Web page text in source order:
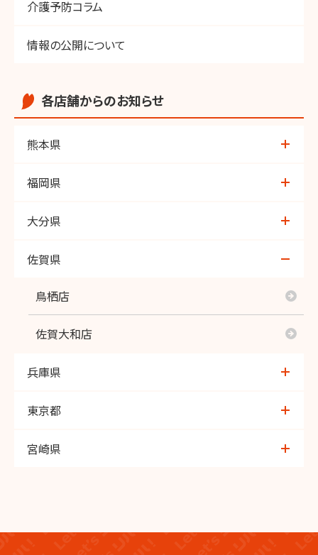
介護予防コラム
情報の公開について
各店舗からのお知らせ
熊本県
荒尾店
玉名築地店
御代志店
四方寄店
光の森店
熊本北店
九品寺店
熊本中央店
福岡県
神松寺店
六ツ門店
桧原店
下曽根店
福津店
若松店
春日店
大分県
大在店
トキハ医大前店
わさだ店
桃園店
イオン光吉店
佐賀県
鳥栖店
佐賀大和店
兵庫県
芦屋
東京都
谷中言問
宮崎県